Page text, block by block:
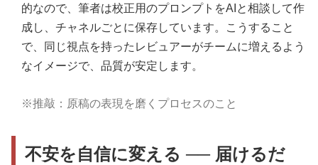
的なので、筆者は校正用のプロンプトをAIと相談して作
成し、チャネルごとに保存しています。こうすること
で、同じ視点を持ったレビュアーがチームに増えるよう
なイメージで、品質が安定します。
※推敲：原稿の表現を磨くプロセスのこと
不安を自信に変える ── 届けるだ